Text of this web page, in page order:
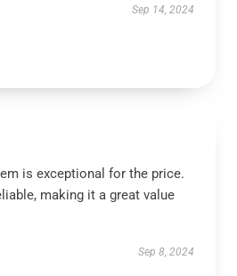
Sep 14, 2024
is exceptional for the price.
making it a great value
Sep 8, 2024